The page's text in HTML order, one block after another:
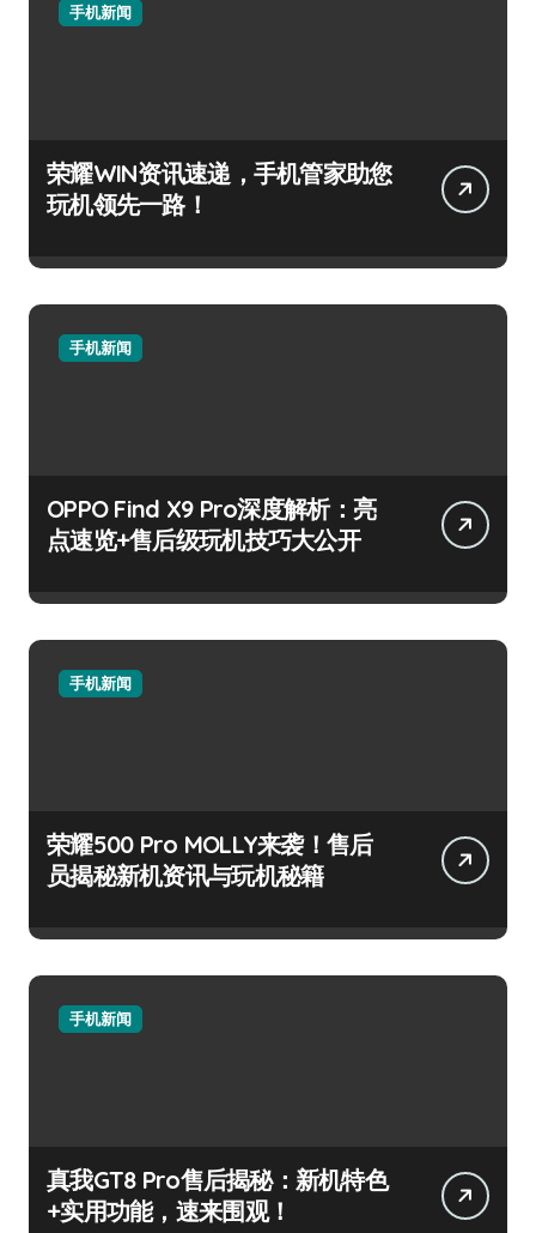
手机新闻
荣耀WIN资讯速递，手机管家助您
玩机领先一路！
手机新闻
OPPO Find X9 Pro深度解析：亮
点速览+售后级玩机技巧大公开
手机新闻
荣耀500 Pro MOLLY来袭！售后
员揭秘新机资讯与玩机秘籍
手机新闻
真我GT8 Pro售后揭秘：新机特色
+实用功能，速来围观！